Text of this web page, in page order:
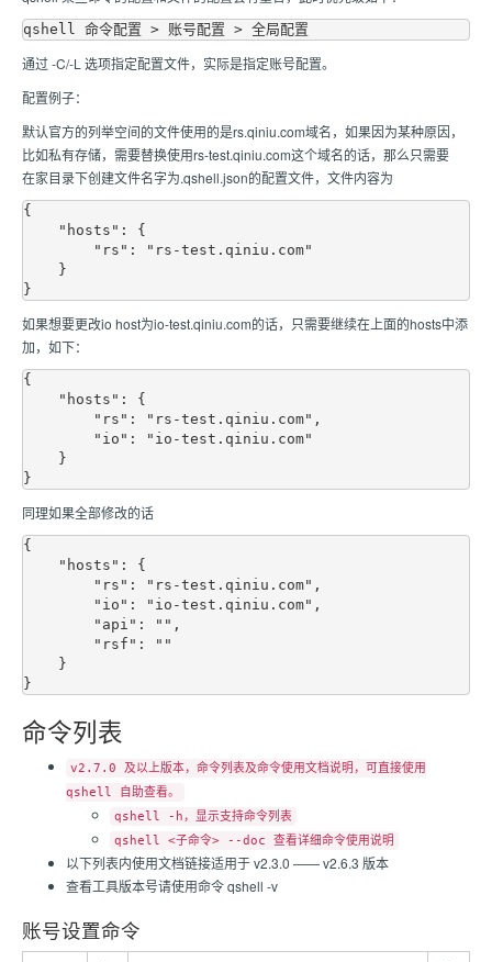
通过 -C/-L 选项指定配置文件，实际是指定账号配置。
配置例子：
默认官方的列举空间的文件使用的是rs.qiniu.com域名，如果因为某种原因，
比如私有存储，需要替换使用rs-test.qiniu.com这个域名的话，那么只需要
在家目录下创建文件名字为.qshell.json的配置文件，文件内容为
{
如果想要更改io host为io-test.qiniu.com的话，只需要继续在上面的hosts中添
加，如下：
{
同理如果全部修改的话
{
命令列表
v2.7.0 及以上版本，命令列表及命令使用文档说明，可直接使用
qshell 自助查看。
qshell -h，显示支持命令列表
qshell <子命令> --doc 查看详细命令使用说明
以下列表内使用文档链接适用于 v2.3.0 —— v2.6.3 版本
查看工具版本号请使用命令 qshell -v
账号设置命令